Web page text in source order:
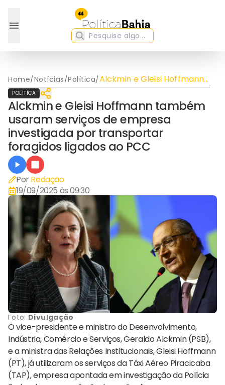
Home/Notícias/Política/Alckmin e Gleisi Hoffmann
também usaram serviços
de empresa investigada
por transportar foragidos
ligados ao PCC
POLÍTICA
Alckmin e Gleisi Hoffmann também
usaram serviços de empresa
investigada por transportar
foragidos ligados ao PCC
Por Redação
19/09/2025 às 09:30
Foto: Divulgação
O vice-presidente e ministro do Desenvolvimento,
Indústria, Comércio e Serviços, Geraldo Alckmin (PSB),
e a ministra das Relações Institucionais, Gleisi Hoffmann
(PT), já utilizaram os serviços da Táxi Aéreo Piracicaba
(TAP), empresa apontada em investigação da Polícia